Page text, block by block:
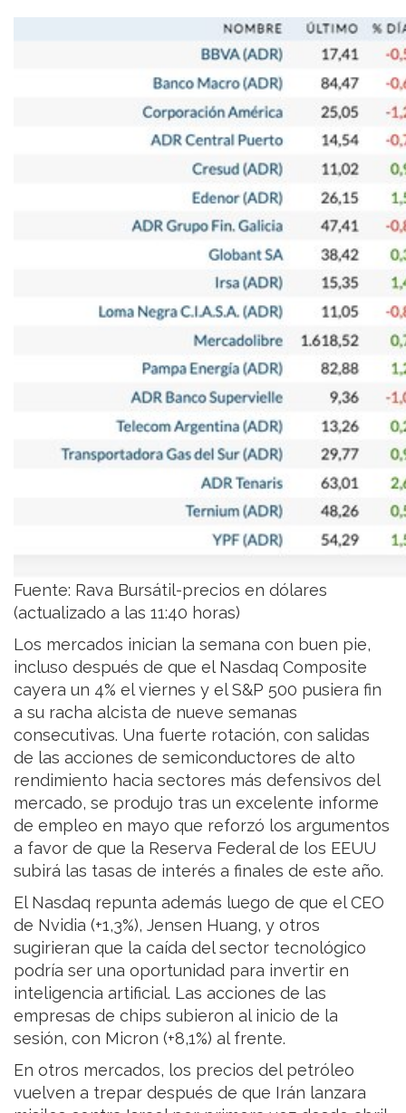
Fuente: Rava Bursátil-precios en dólares
(actualizado a las 11:40 horas)
Los mercados inician la semana con buen pie,
incluso después de que el Nasdaq Composite
cayera un 4% el viernes y el S&P 500 pusiera fin
a su racha alcista de nueve semanas
consecutivas. Una fuerte rotación, con salidas
de las acciones de semiconductores de alto
rendimiento hacia sectores más defensivos del
mercado, se produjo tras un excelente informe
de empleo en mayo que reforzó los argumentos
a favor de que la Reserva Federal de los EEUU
subirá las tasas de interés a finales de este año.
El Nasdaq repunta además luego de que el CEO
de Nvidia (+1,3%), Jensen Huang, y otros
sugirieran que la caída del sector tecnológico
podría ser una oportunidad para invertir en
inteligencia artificial. Las acciones de las
empresas de chips subieron al inicio de la
sesión, con Micron (+8,1%) al frente.
En otros mercados, los precios del petróleo
vuelven a trepar después de que Irán lanzara